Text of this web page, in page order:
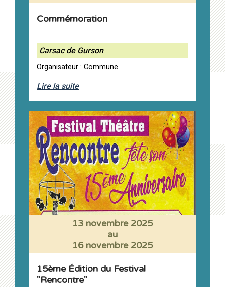
Commémoration
Carsac de Gurson
Organisateur : Commune
Lire la suite
13 novembre 2025
au
16 novembre 2025
15ème Édition du Festival
"Rencontre"